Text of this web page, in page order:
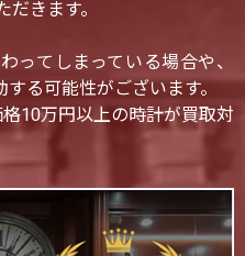
きます。
ってしまっている場合や、
る可能性がございます。
10万円以上の時計が買取対